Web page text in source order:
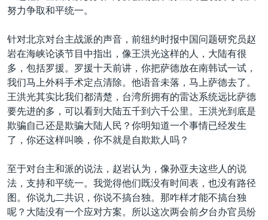
努力争取和平统一。
针对北京对台主战派的声音，前纽约时报中国问题研究员赵
岩在海峡论谈节目中指出，像王洪光这样的人，大陆有很
多，包括罗援。罗援十天前讲，你把萨德放在南韩试一试，
我们马上外科手术定点清除。他语音未落，马上萨德去了。
王洪光其实比我们都清楚，台湾所拥有的雷达系统远比萨德
要先进的多，可以看到大陆五千到六千公里。王洪光到底是
欺骗自己还是欺骗大陆人民？你明知道一个事情已经发生
了，你还这样叫唤，你不就是自欺欺人吗？
至于对台主和派的说法，赵岩认为，像孙亚夫这些人的说
法，支持和平统一。我觉得他们既没有时间表，也没有路径
图。你说九二共识，你说不搞台独。那咋样才能不搞台独
呢？大陆没有一个应对方案。所以这次两会前夕台办官员纷